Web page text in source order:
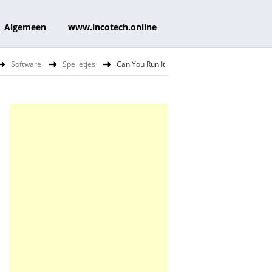
Algemeen www.incotech.online
Software Spelletjes Can You Run It